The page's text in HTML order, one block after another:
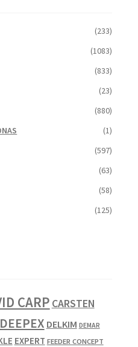
(233)
(1083)
(833)
(23)
(880)
(1)
(597)
(63)
(58)
(125)
CARP CARSTEN
DEEPEX DELKIM DEMAR
EXPERT FEEDER CONCEPT